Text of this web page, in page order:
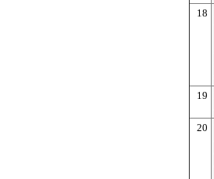
18
19
20